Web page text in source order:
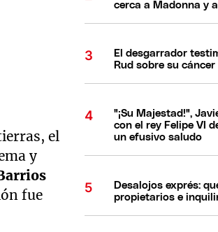
el
y
fue
cerca a Madonna y
El desgarrador
Rud sobre su
"¡Su Majestad!",
con el rey Felipe VI
un efusivo saludo
Desalojos exprés:
propietarios e